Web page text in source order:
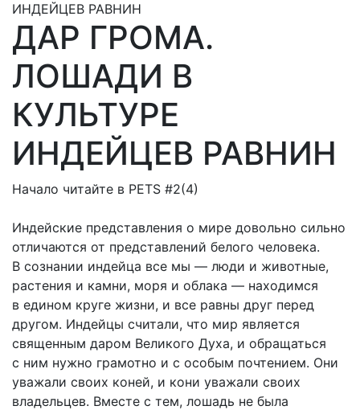
ИНДЕЙЦЕВ РАВНИН
ДАР ГРОМА.
ЛОШАДИ В
КУЛЬТУРЕ
ИНДЕЙЦЕВ РАВНИН
Начало читайте в PETS #2(4)
Индейские представления о мире довольно сильно
отличаются от представлений белого человека.
В сознании индейца все мы — люди и животные,
растения и камни, моря и облака — находимся
в едином круге жизни, и все равны друг перед
другом. Индейцы считали, что мир является
священным даром Великого Духа, и обращаться
с ним нужно грамотно и с особым почтением. Они
уважали своих коней, и кони уважали своих
владельцев. Вместе с тем, лошадь не была